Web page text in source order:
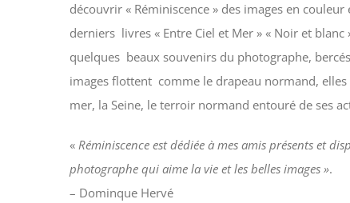
découvrir « Réminiscence » des images en
derniers livres « Entre Ciel et Mer » « Noir et blanc
quelques beaux souvenirs du photographe,
images flottent comme le drapeau normand,
mer, la Seine, le terroir normand entouré de ses
« Réminiscence est dédiée à mes amis présents et
photographe qui aime la vie et les belles images ».
– Dominque Hervé